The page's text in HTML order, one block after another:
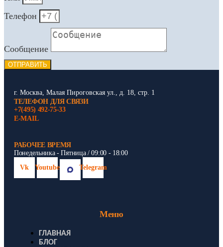
Телефон
Сообщение
ОТПРАВИТЬ
г. Москва, Малая Пироговская ул., д. 18, стр. 1
ТЕЛЕФОН ДЛЯ СВЯЗИ
+7(495) 492-75-33
E-MAIL
РАБОЧЕЕ ВРЕМЯ
Понедельника - Пятница / 09:00 - 18:00
Vk
Youtube Telegram
Меню
ГЛАВНАЯ
БЛОГ